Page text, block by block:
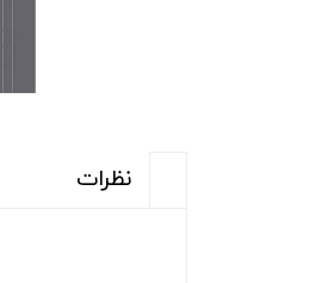
نظرات
(ارسال